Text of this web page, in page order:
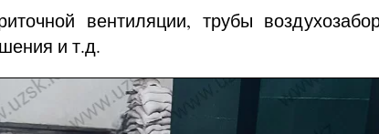
вентиляции, трубы
и т.д.